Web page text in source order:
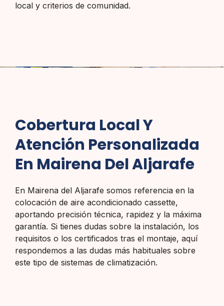
local y criterios de comunidad.
Cobertura Local Y
Atención Personalizada
En Mairena Del Aljarafe
En Mairena del Aljarafe somos referencia en la
colocación de aire acondicionado cassette,
aportando precisión técnica, rapidez y la máxima
garantía. Si tienes dudas sobre la instalación, los
requisitos o los certificados tras el montaje, aquí
respondemos a las dudas más habituales sobre
este tipo de sistemas de climatización.